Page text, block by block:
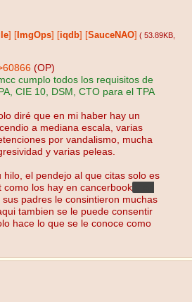
ImgOps iqdb SauceNAO ( 53.89KB
(OP)
cumplo todos los requisitos de
CIE 10, DSM, CTO para el TPA
diré que en mi haber hay un
a mediana escala, varias
por vandalismo, mucha
y varias peleas.
el pendejo al que citas solo es
como los hay en cancerbook
sus padres le consintieron muchas
tambien se le puede consentir
hace lo que se le conoce como